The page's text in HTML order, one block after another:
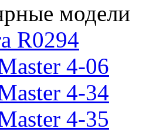
модели
R0294
4-06
4-34
4-35